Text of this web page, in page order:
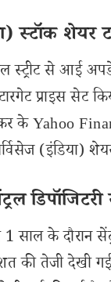
स्टॉक शेयर
से आई अपडेट
प्राइस सेट
के Yahoo
(इंडिया)
के दौरान
तेजी देखी